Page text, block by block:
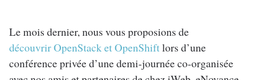
Le mois dernier, nous vous proposions de
découvrir OpenStack et OpenShiftlors d’une
conférence privée d’une demi-journée co-organisée